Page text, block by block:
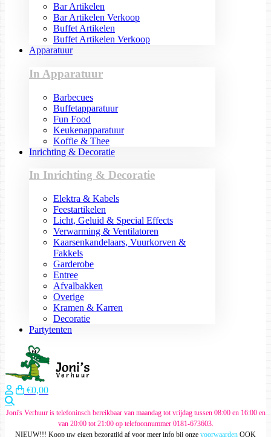
Bar Artikelen
Bar Artikelen Verkoop
Buffet Artikelen
Buffet Artikelen Verkoop
Apparatuur
In Apparatuur
Barbecues
Buffetapparatuur
Fun Food
Keukenapparatuur
Koffie & Thee
Inrichting & Decoratie
In Inrichting & Decoratie
Elektra & Kabels
Feestartikelen
Licht, Geluid & Special Effects
Verwarming & Ventilatoren
Kaarsenkandelaars, Vuurkorven &
Fakkels
Garderobe
Entree
Afvalbakken
Overige
Kramen & Karren
Decoratie
Partytenten
€0,00
Joni's Verhuur is telefoninsch bereikbaar van maandag tot vrijdag tussen 08:00 en 16:00 en
van 20:00 tot 21:00 op telefoonnummer 0181-673603.
NIEUW!!! Koop uw eigen bezorgtijd af voor meer info bij onze voorwaarden OOK